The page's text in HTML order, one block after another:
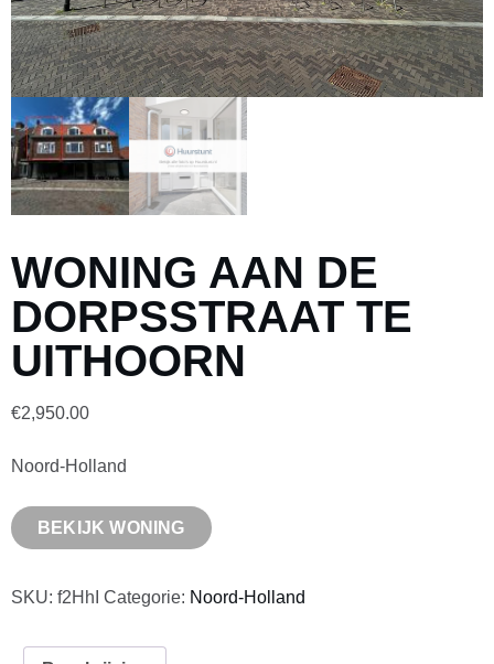
WONING AAN DE
DORPSSTRAAT TE
UITHOORN
€2,950.00
Noord-Holland
BEKIJK WONING
SKU: f2HhI Categorie: Noord-Holland